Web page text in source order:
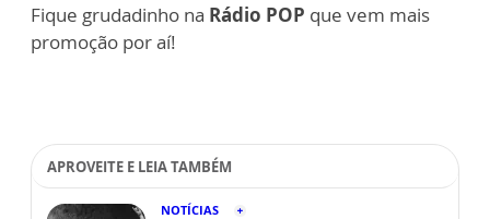
Fique grudadinho na Rádio POP que vem mais
promoção por aí!
APROVEITE E LEIA TAMBÉM
NOTÍCIAS